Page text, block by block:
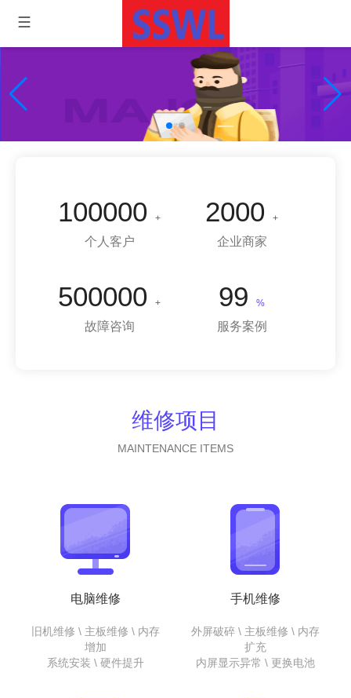
一键申请,帮你解决大麻烦
100000 +
个人客户
2000 +
企业商家
500000 +
故障咨询
99 %
服务案例
维修项目
MAINTENANCE ITEMS
电脑维修
旧机维修 \ 主板维修 \ 内存
增加
系统安装 \ 硬件提升
手机维修
外屏破碎 \ 主板维修 \ 内存
扩充
内屏显示异常 \ 更换电池